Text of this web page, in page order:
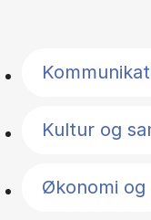
Kultur og
Økonomi og